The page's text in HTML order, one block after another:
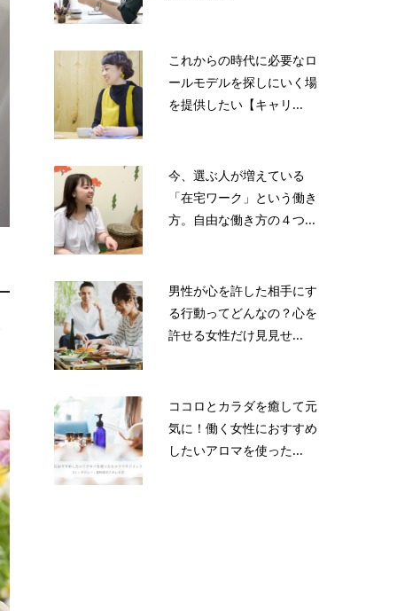
これからの時代に必要なロ
ールモデルを探しにいく場
を提供したい【キャリ...
今、選ぶ人が増えている
「在宅ワーク」という働き
方。自由な働き方の４つ...
男性が心を許した相手にす
る行動ってどんなの？心を
許せる女性だけ見見せ...
ココロとカラダを癒して元
気に！働く女性におすすめ
したいアロマを使った...